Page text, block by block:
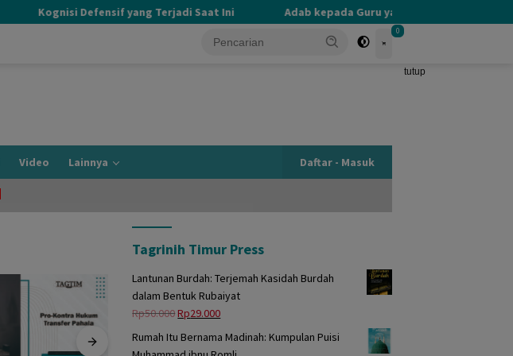
Kognisi Defensif yang Terjadi Saat Ini Adab kepada Guru yang Terlupakan
0
tutup
Video Lainnya Daftar - Masuk
Tagrinih Timur Press
Lantunan Burdah: Terjemah Kasidah Burdah
dalam Bentuk Rubaiyat
Rp50.000Harga
adalah:
Rp29.000Harga
Rumah Itu Bernama Madinah: Kumpulan Puisi